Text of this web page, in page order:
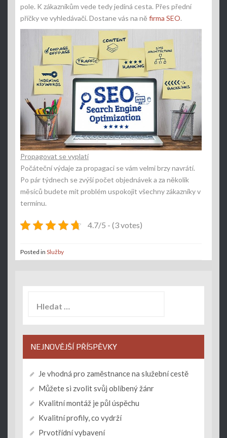
pole. K zákazníkům vede tedy jediná cesta. Přes přední
příčky ve vyhledávači. Dostane vás na ně firma SEO.
Propagovat se vyplatí
Počáteční výdaje za propagaci se vám velmi brzy navrátí.
Po pár týdnech se zvýší počet objednávek a za několik
měsíců budete mít problém uspokojit všechny zákazníky v
termínu.
4.7/5 - (3 votes)
Posted in Služby
NEJNOVĚJŠÍ PŘÍSPĚVKY
Je vhodná pro zaměstnance na služební cestě
Můžete si zvolit svůj oblíbený žánr
Kvalitní montáž je půl úspěchu
Kvalitní profily, co vydrží
Prvotřídní vybavení